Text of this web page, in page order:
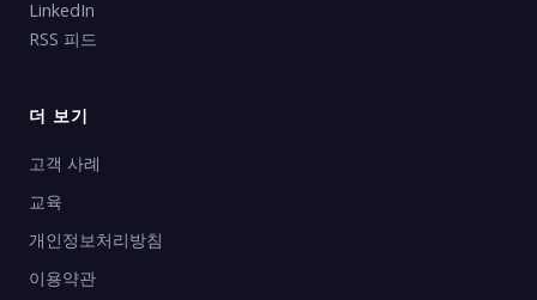
LinkedIn
RSS 피드
더 보기
고객 사례
교육
개인정보처리방침
이용약관